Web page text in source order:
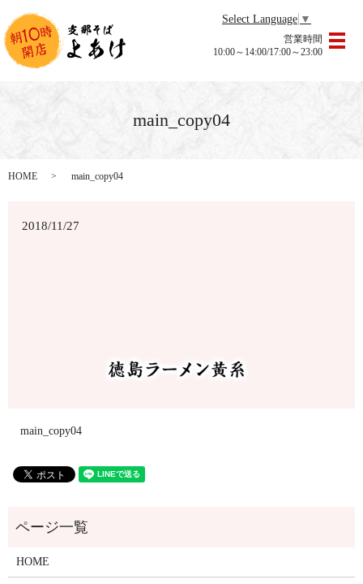
メ
営業時間
10:00～14:00/17:00～23:00
Select Language ▼
main_copy04
HOME main_copy04
2018/11/27
main_copy04
HOME